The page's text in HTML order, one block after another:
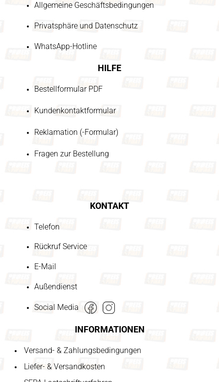
Allgemeine Geschäftsbedingungen
Privatsphäre und Datenschutz
WhatsApp-Hotline
HILFE
Bestellformular PDF
Kundenkontaktformular
Reklamation (-Formular)
Fragen zur Bestellung
KONTAKT
Telefon
Rückruf Service
E-Mail
Außendienst
Social Media
INFORMATIONEN
Versand- & Zahlungsbedingungen
Liefer- & Versandkosten